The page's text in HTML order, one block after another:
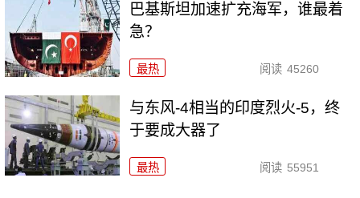
巴基斯坦加速扩充海军，谁最着
急？
最热 阅读 45260
与东风-4相当的印度烈火-5，终
于要成大器了
最热 阅读 55951